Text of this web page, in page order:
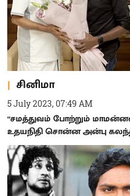
சினிமா
5 July 2023, 07:49 AM
“சமத்துவம் போற்றும்
உதயநிதி சொன்ன அன்பு